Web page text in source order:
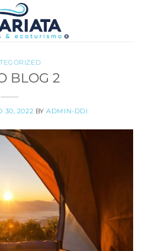
BLOG 2
30, 2022 BYADMIN-DDI